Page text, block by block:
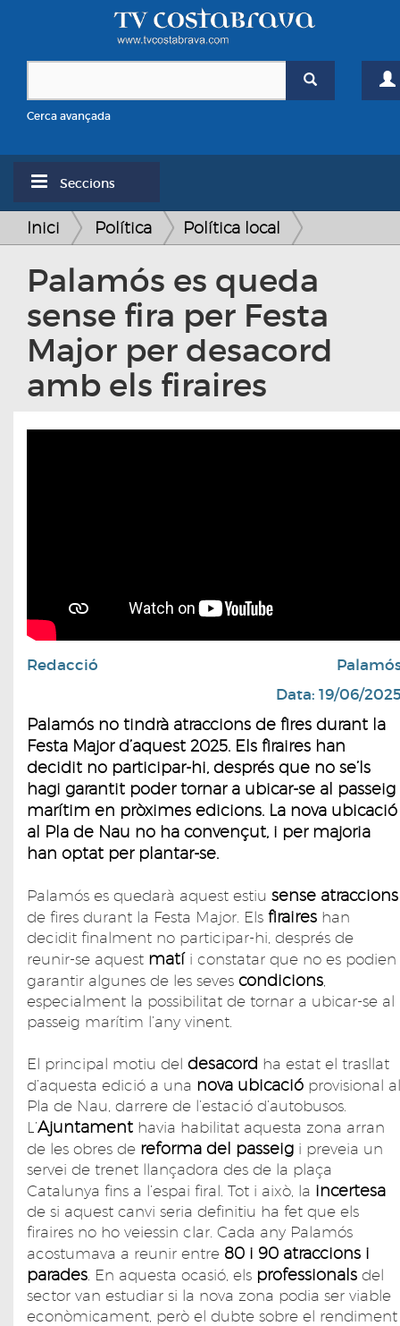
Cerca avançada
Seccions
Inici Política Política local
Palamós es queda
sense fira per Festa
Major per desacord
amb els firaires
Redacció
Data: 19/06/
Palamós no tindrà atraccions de fires durant la
Festa Major d’aquest 2025. Els firaires han
decidit no participar-hi, després que no se’ls
hagi garantit poder tornar a ubicar-se al passeig
marítim en pròximes edicions. La nova ubicació
al Pla de Nau no ha convençut, i per majoria
han optat per plantar-se.
Palamós es quedarà aquest estiu sense atraccions
de fires durant la Festa Major. Els firaires han
decidit finalment no participar-hi, després de
reunir-se aquest matíi constatar que no es podien
garantir algunes de les seves condicions
especialment la possibilitat de tornar a ubicar-se al
passeig marítim l’any vinent.
El principal motiu del desacord ha estat el trasllat
d’aquesta edició a una nova ubicació provisional al
Pla de Nau, darrere de l’estació d’autobusos.
L’Ajuntament havia habilitat aquesta zona arran
de les obres de reforma del passeig i preveia un
servei de trenet llançadora des de la plaça
Catalunya fins a l’espai firal. Tot i això, la incertesa
de si aquest canvi seria definitiu ha fet que els
firaires no ho veiessin clar. Cada any Palamós
acostumava a reunir entre 80 i 90 atraccions i
parades . En aquesta ocasió, els professionals del
sector van estudiar si la nova zona podia ser viable
econòmicament, però el dubte sobre el rendiment